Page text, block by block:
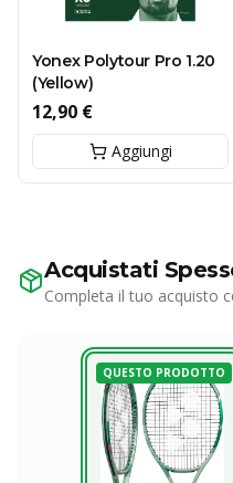
Yonex Polytour Pro 1.20
(Yellow)
12,90 €
Aggiungi
Acquistati
Completa il tuo acquisto
QUESTO PRODOTTO